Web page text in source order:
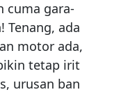
cuma gara-
Tenang, ada
motor ada,
tetap irit
urusan ban